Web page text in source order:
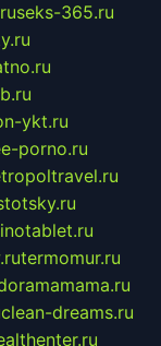
seks-365.ru
ykt.ru
porno.ru
termomur.ru
clean-dreams.ru